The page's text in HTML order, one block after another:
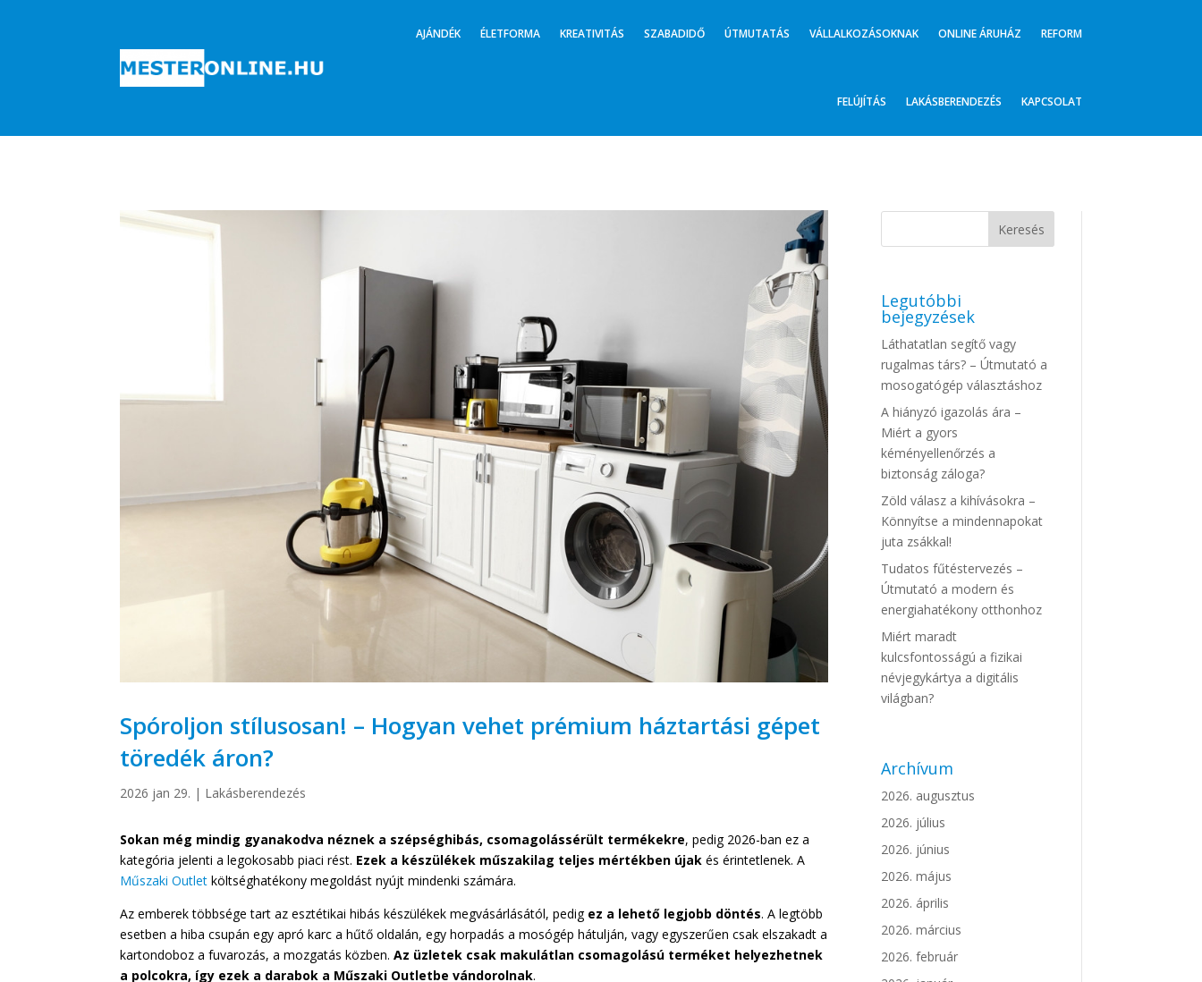
AJÁNDÉK ÉLETFORMA KREATIVITÁS SZABADIDŐ ÚTMUTATÁS VÁLLALKOZÁSOKNAK ONLINE ÁRUHÁZ REFORM
FELÚJÍTÁS LAKÁSBERENDEZÉS KAPCSOLAT
Spóroljon stílusosan! – Hogyan vehet prémium háztartási gépet
töredék áron?
2026 jan 29. | Lakásberendezés
Sokan még mindig gyanakodva néznek a szépséghibás, csomagolássérült termékekre, pedig 2026-ban ez a
kategória jelenti a legokosabb piaci rést. Ezek a készülékek műszakilag teljes mértékben újak és érintetlenek. A
Műszaki Outlet költséghatékony megoldást nyújt mindenki számára.
Az emberek többsége tart az esztétikai hibás készülékek megvásárlásától, pedig ez a lehető legjobb döntés. A legtöbb
esetben a hiba csupán egy apró karc a hűtő oldalán, egy horpadás a mosógép hátulján, vagy egyszerűen csak elszakadt a
kartondoboz a fuvarozás, a mozgatás közben.Az üzletek csak makulátlan csomagolású terméket helyezhetnek
a polcokra, így ezek a darabok a Műszaki Outletbe vándorolnak.
Legutóbbi
bejegyzések
Láthatatlan segítő vagy
rugalmas társ? – Útmutató a
mosogatógép választáshoz
A hiányzó igazolás ára –
Miért a gyors
kéményellenőrzés a
biztonság záloga?
Zöld válasz a kihívásokra –
Könnyítse a mindennapokat
juta zsákkal!
Tudatos fűtéstervezés –
Útmutató a modern és
energiahatékony otthonhoz
Miért maradt
kulcsfontosságú a fizikai
névjegykártya a digitális
világban?
Archívum
2026. augusztus
2026. július
2026. június
2026. május
2026. április
2026. március
2026. február